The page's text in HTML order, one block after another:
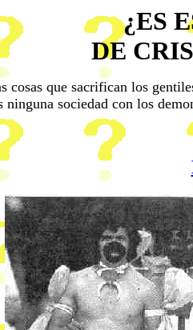
¿ES
DE
cosas que sacrifican los
ninguna sociedad con los